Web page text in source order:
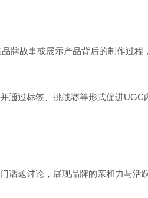
牌故事或展示产品背后的制作过
通过标签、挑战赛等形式促进
话题讨论，展现品牌的亲和力与活